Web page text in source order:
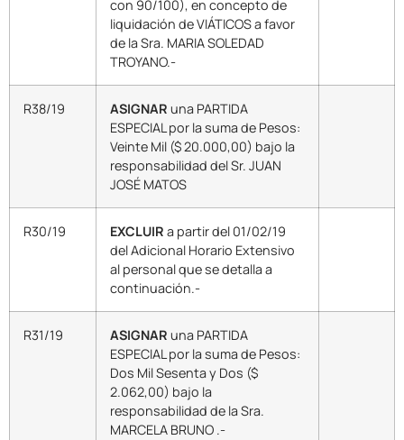
con 90/100), en concepto de
liquidación de VIÁTICOS a favor
de la Sra. MARIA SOLEDAD
TROYANO.-
R38/19 ASIGNAR una PARTIDA
ESPECIAL por la suma de Pesos:
Veinte Mil ($ 20.000,00) bajo la
responsabilidad del Sr. JUAN
JOSÉ MATOS
R30/19 EXCLUIR a partir del 01/02/19
del Adicional Horario Extensivo
al personal que se detalla a
continuación.-
R31/19 ASIGNAR una PARTIDA
ESPECIAL por la suma de Pesos:
Dos Mil Sesenta y Dos ($
2.062,00) bajo la
responsabilidad de la Sra.
MARCELA BRUNO .-